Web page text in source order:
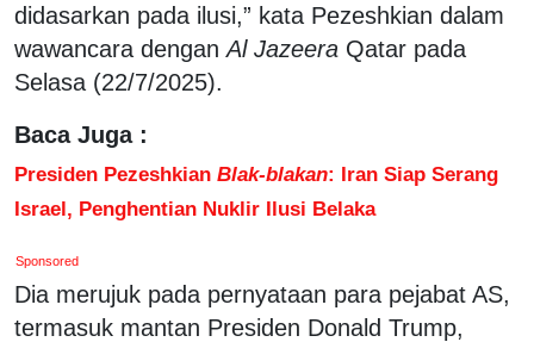
didasarkan pada ilusi,” kata Pezeshkian dalam
wawancara denganAl Jazeera Qatar pada
Selasa (22/7/2025).
Baca Juga :
Presiden Pezeshkian Blak-blakan: Iran Siap Serang
Israel, Penghentian Nuklir Ilusi Belaka
Sponsored
Dia merujuk pada pernyataan para pejabat AS,
termasuk mantan Presiden Donald Trump,